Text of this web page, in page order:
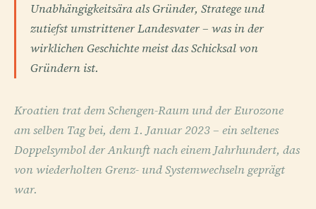
Unabhängigkeitsära als Gründer, Stratege und
zutiefst umstrittener Landesvater – was in der
wirklichen Geschichte meist das Schicksal von
Gründern ist.
Kroatien trat dem Schengen-Raum und der Eurozone
am selben Tag bei, dem 1. Januar 2023 – ein seltenes
Doppelsymbol der Ankunft nach einem Jahrhundert, das
von wiederholten Grenz- und Systemwechseln geprägt
war.